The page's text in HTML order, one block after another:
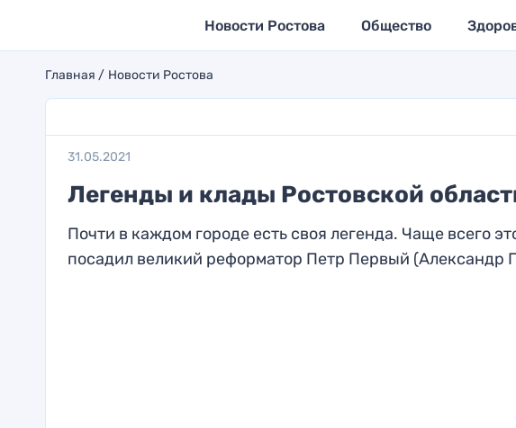
Новости Ростова Общество
Главная Новости Ростова
31.05.2021
Легенды и клады Ростовской
Почти в каждом городе есть своя легенда. Чаще всего
посадил великий реформатор Петр Первый (Александр